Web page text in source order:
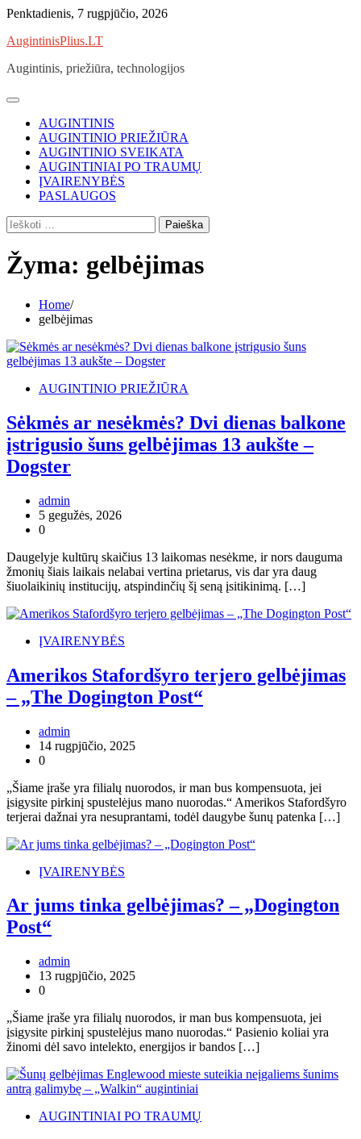
Skip
content
Penktadienis, 7 rugpjūčio, 2026
AugintinisPlius.LT
Augintinis, priežiūra, technologijos
AUGINTINIS
AUGINTINIO PRIEŽIŪRA
AUGINTINIO SVEIKATA
AUGINTINIAI PO TRAUMŲ
ĮVAIRENYBĖS
PASLAUGOS
Ieškoti:
Žyma: gelbėjimas
Home
gelbėjimas
AUGINTINIO PRIEŽIŪRA
Sėkmės ar nesėkmės? Dvi dienas balkone
įstrigusio šuns gelbėjimas 13 aukšte –
Dogster
admin
5 gegužės, 2026
0
Daugelyje kultūrų skaičius 13 laikomas nesėkme, ir nors dauguma
žmonių šiais laikais nelabai vertina prietarus, vis dar yra daug
šiuolaikinių institucijų, atspindinčių šį seną įsitikinimą. […]
ĮVAIRENYBĖS
Amerikos Stafordšyro terjero gelbėjimas
– „The Dogington Post“
admin
14 rugpjūčio, 2025
0
„Šiame įraše yra filialų nuorodos, ir man bus kompensuota, jei
įsigysite pirkinį spustelėjus mano nuorodas.“ Amerikos Stafordšyro
terjerai dažnai yra nesuprantami, todėl daugybe šunų patenka […]
ĮVAIRENYBĖS
Ar jums tinka gelbėjimas? – „Dogington
Post“
admin
13 rugpjūčio, 2025
0
„Šiame įraše yra filialų nuorodos, ir man bus kompensuota, jei
įsigysite pirkinį spustelėjus mano nuorodas.“ Pasienio koliai yra
žinomi dėl savo intelekto, energijos ir bandos […]
AUGINTINIAI PO TRAUMŲ